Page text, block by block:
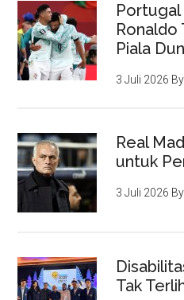
Portugal
Ronaldo
Piala
3 Juli 2026 By
Real
untuk
3 Juli 2026
Tak